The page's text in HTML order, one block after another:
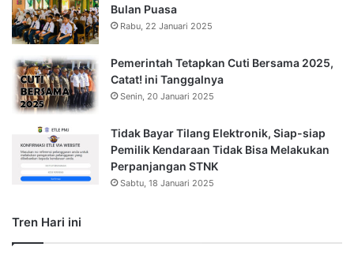
Bulan Puasa
Rabu, 22 Januari 2025
Pemerintah Tetapkan Cuti Bersama 2025,
Catat! ini Tanggalnya
Senin, 20 Januari 2025
Tidak Bayar Tilang Elektronik, Siap-siap
Pemilik Kendaraan Tidak Bisa Melakukan
Perpanjangan STNK
Sabtu, 18 Januari 2025
Tren Hari ini